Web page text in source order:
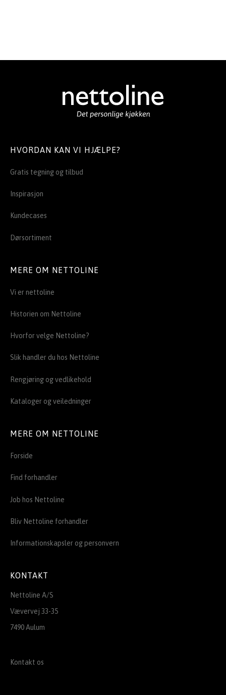
HVORDAN KAN VI HJÆLPE?
Gratis tegning og tilbud
Inspirasjon
Kundecases
Dørsortiment
MERE OM NETTOLINE
Vi er nettoline
Historien om Nettoline
Hvorfor velge Nettoline?
Slik handler du hos Nettoline
Rengjøring og vedlikehold
Kataloger og veiledninger
MERE OM NETTOLINE
Forside
Find forhandler
Job hos Nettoline
Bliv Nettoline forhandler
Informationskapsler og personvern
KONTAKT
Nettoline A/S
Vævervej 33-35
7490 Aulum
Kontakt os